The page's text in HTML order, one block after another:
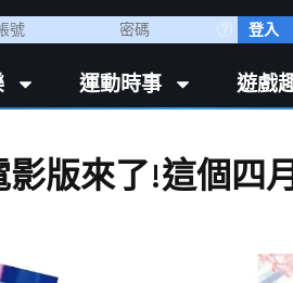
登入
運動時事 遊戲
版來了!這個四